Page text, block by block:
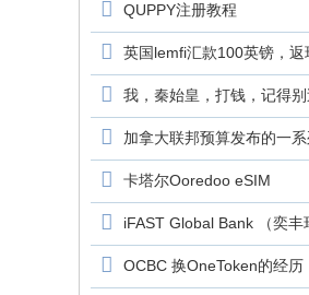
QUPPY注册教程
英国lemfi汇款100英镑，返
我，秦始皇，打钱，记得
加拿大联邦预算发布的一
卡塔尔Ooredoo eSIM
iFAST Global Bank （奕丰
OCBC 换OneToken的经历